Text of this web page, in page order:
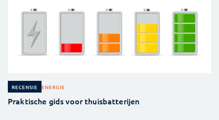
RECENSIE ENERGIE
Praktische gids voor thuisbatterijen